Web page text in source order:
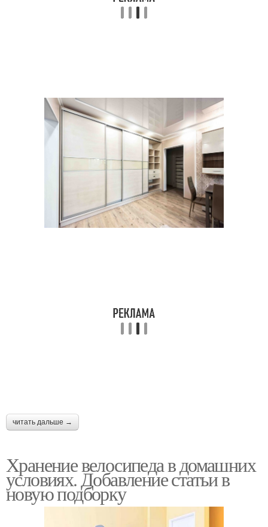
читать дальше →
Хранение велосипеда в домашних
условиях. Добавление статьи в
новую подборку